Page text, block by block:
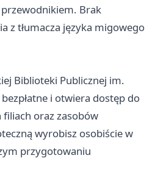
Brak
z tłumacza języka migowego
Biblioteki Publicznej im.
i otwiera dostęp do
oraz zasobów
wyrobisz osobiście w
przygotowaniu